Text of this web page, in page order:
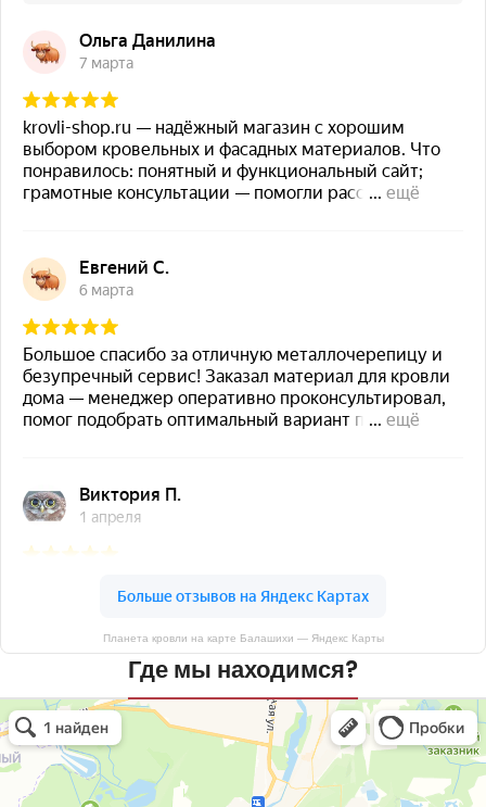
Планета кровли на карте Балашихи — Яндекс Карты
Где мы находимся?
Планета кровли
Кровля и кровельные материалы в Балашихе
Окна в Балашихе